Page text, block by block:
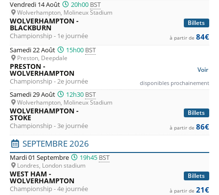
Vendredi 14 Août 20h00 BST
Wolverhampton, Molineux Stadium
Billets
WOLVERHAMPTON -
BLACKBURN
Championship - 1e journée à partir de 84€
Samedi 22 Août 15h00 BST
Preston, Deepdale
Voir
PRESTON -
WOLVERHAMPTON
Championship - 2e journée disponibles prochainement
Samedi 29 Août 12h30 BST
Wolverhampton, Molineux Stadium
Billets
WOLVERHAMPTON -
STOKE
Championship - 3e journée à partir de 86€
SEPTEMBRE 2026
Mardi 01 Septembre 19h45 BST
Londres, London stadium
Billets
WEST HAM -
WOLVERHAMPTON
Championship - 4e journée à partir de 21€